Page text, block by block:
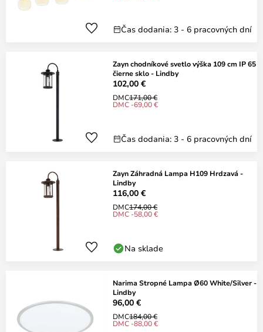
Čas dodania: 3 - 6 pracovných dní
Zayn chodníkové svetlo výška 109 cm IP 65
čierne sklo - Lindby
102,00 €
DMC171,00 €
DMC -69,00 €
Čas dodania: 3 - 6 pracovných dní
Zayn Záhradná Lampa H109 Hrdzavá -
Lindby
116,00 €
DMC174,00 €
DMC -58,00 €
Na sklade
Narima Stropné Lampa Ø60 White/Silver -
Lindby
96,00 €
DMC184,00 €
DMC -88,00 €